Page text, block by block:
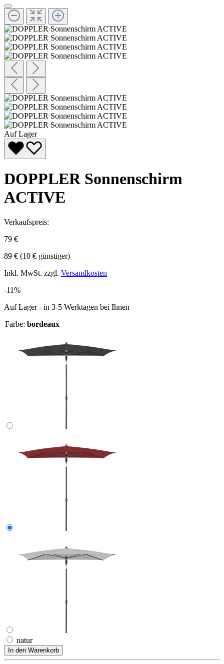
Auf Lager
DOPPLER Sonnenschirm
ACTIVE
Verkaufspreis:
79 €
89 € (10 € günstiger)
Inkl. MwSt. zzgl. Versandkosten
-11%
Auf Lager - in 3-5 Werktagen bei Ihnen
Farbe: bordeaux
natur
In den Warenkorb